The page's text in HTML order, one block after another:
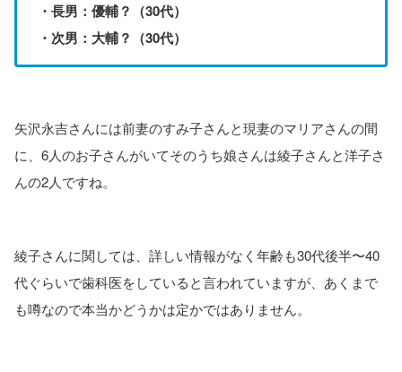
・長男：優輔？（30代）
・次男：大輔？（30代）
矢沢永吉さんには前妻のすみ子さんと現妻のマリアさんの間
に、6人のお子さんがいてそのうち娘さんは綾子さんと洋子さ
んの2人ですね。
綾子さんに関しては、詳しい情報がなく年齢も30代後半〜40
代ぐらいで歯科医をしていると言われていますが、あくまで
も噂なので本当かどうかは定かではありません。